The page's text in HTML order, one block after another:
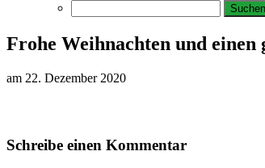
nach:
Frohe Weihnachten und einen
am 22. Dezember 2020
Schreibe einen Kommentar